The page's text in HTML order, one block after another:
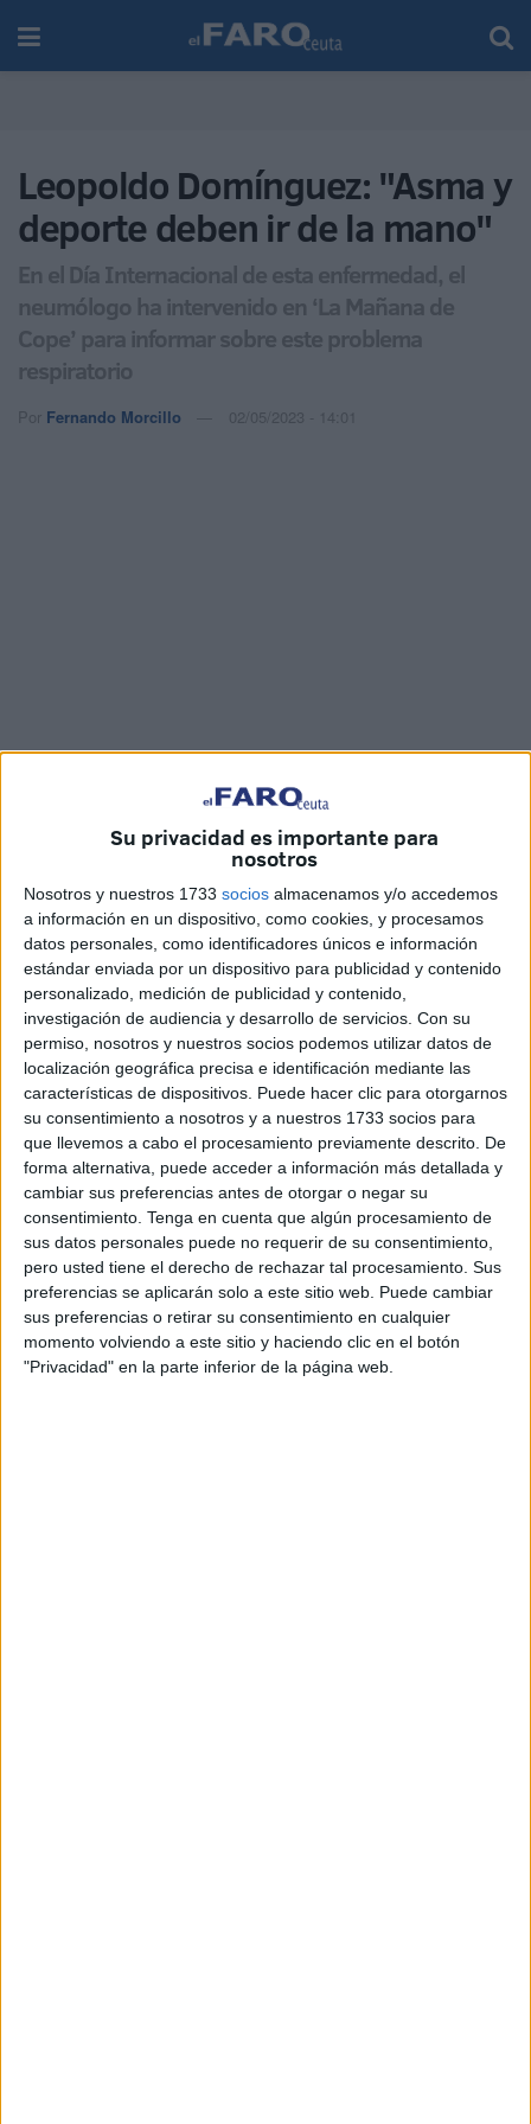
Su privacidad es importante para
nosotros
Nosotros y nuestros 1733 socios almacenamos y/o accedemos
a información en un dispositivo, como cookies, y procesamos
datos personales, como identificadores únicos e información
estándar enviada por un dispositivo para publicidad y contenido
personalizado, medición de publicidad y contenido,
investigación de audiencia y desarrollo de servicios. Con su
permiso, nosotros y nuestros socios podemos utilizar datos de
localización geográfica precisa e identificación mediante las
características de dispositivos. Puede hacer clic para otorgarnos
su consentimiento a nosotros y a nuestros 1733 socios para
que llevemos a cabo el procesamiento previamente descrito. De
forma alternativa, puede acceder a información más detallada y
cambiar sus preferencias antes de otorgar o negar su
consentimiento. Tenga en cuenta que algún procesamiento de
sus datos personales puede no requerir de su consentimiento,
pero usted tiene el derecho de rechazar tal procesamiento. Sus
preferencias se aplicarán solo a este sitio web. Puede cambiar
sus preferencias o retirar su consentimiento en cualquier
momento volviendo a este sitio y haciendo clic en el botón
"Privacidad" en la parte inferior de la página web.
Leopoldo Domínguez: "Asma y
deporte deben ir de la mano"
En el Día Internacional de esta enfermedad, el
neumólogo ha intervenido en ‘La Mañana de
Cope’ para informar sobre este problema
respiratorio
Por Fernando Morcillo 02/05/2023 - 14:01
Alrededor de un15% de infantes y adolescentes
padecen asma, mientras que tan solo un 5% de adultos
sufren este problema respiratorio. Estos son solo algunos
de los datos que ha trasladado el experto en neumología
Leopoldo Domínguez en su visita aCope Ceuta.
La presencia del facultativo en los estudios de Sargento
Mena ha coincidido con el Día Internacional de esta
enfermedad (2 de mayo).El asma, ha explicado, es un
proceso de obstrucción aérea en los pulmones donde
estos músculos se inflaman y pueden “acusar mayor o
menos reversibilidad”.
“A veces puede incluir a una mejora pero no quiere decir
que esté curado del todo”, ha aclarado Domínguez.
Susíntoma más comúny reconocible es la tos irritativa y